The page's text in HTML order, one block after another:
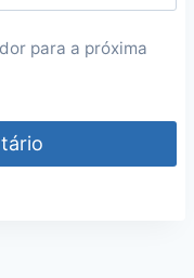
para a próxima